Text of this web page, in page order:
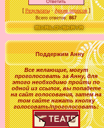
[Результаты·Архив опросов]
Всего ответов:867
Поддержим Анну
Все желающие,могут
проголосовать заАнну, для
этого необходимо пройти по
одной из ссылок, вы попадете
на сайт голосования, затем на
том сайте нажать кнопку
голосовать/проголосовать: